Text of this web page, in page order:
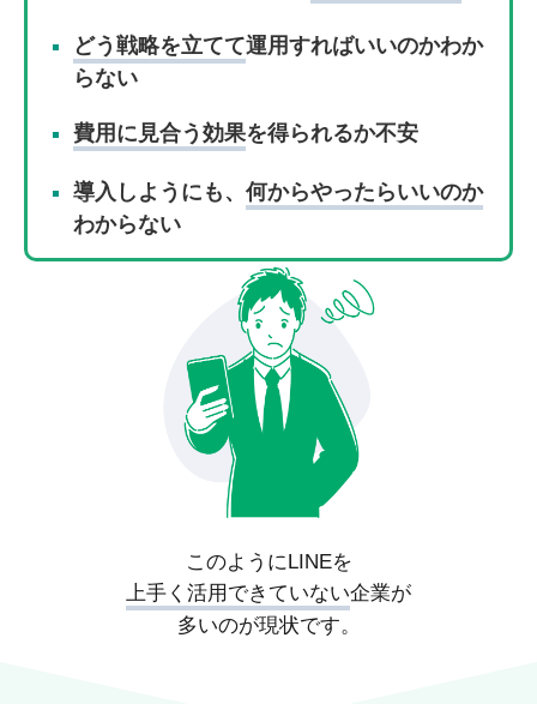
どう戦略を立てて運用すればいいのかわか
らない
費用に見合う効果を得られるか不安
導入しようにも、何からやったらいいのか
わからない
このようにLINEを
上手く活用できていない企業が
多いのが現状です。